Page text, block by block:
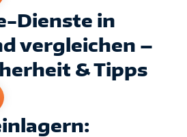
Dienste in
vergleichen –
& Tipps